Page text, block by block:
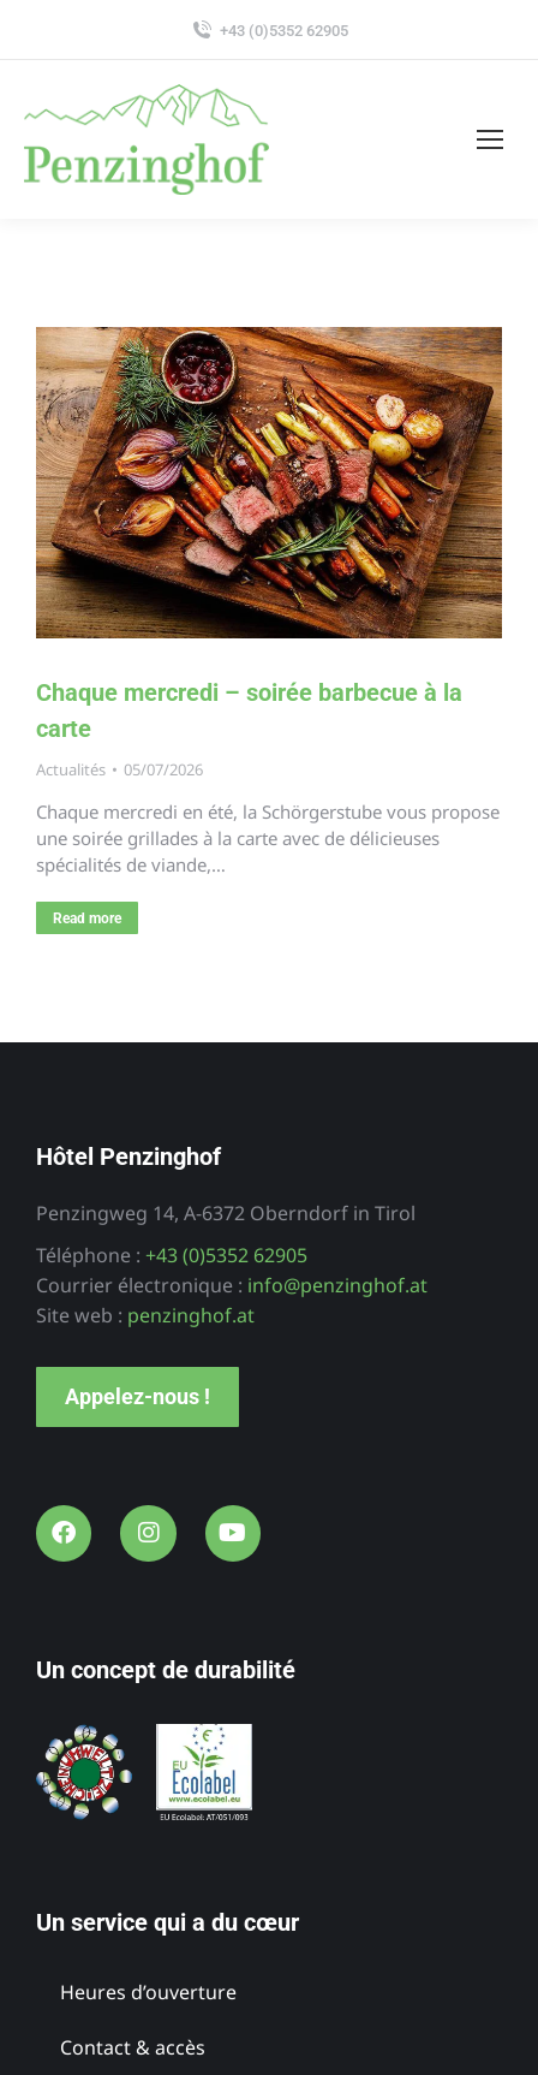
+43 (0)5352 62905
Chaque mercredi – soirée barbecue à la
carte
Actualités 05/07/2026
Chaque mercredi en été, la Schörgerstube vous propose
une soirée grillades à la carte avec de délicieuses
spécialités de viande,…
Read more
Hôtel Penzinghof
Penzingweg 14, A-6372 Oberndorf in Tirol
Téléphone : +43 (0)5352 62905
Courrier électronique : info@penzinghof.at
Site web : penzinghof.at
Appelez-nous !
Un concept de durabilité
Un service qui a du cœur
Heures d’ouverture
Contact & accès